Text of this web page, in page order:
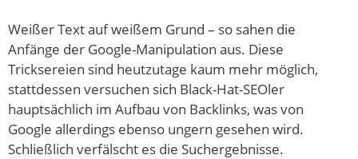
Weißer Text auf weißem Grund – so sahen die
Anfänge der Google-Manipulation aus. Diese
Tricksereien sind heutzutage kaum mehr möglich,
stattdessen versuchen sich Black-Hat-SEOler
hauptsächlich im Aufbau von Backlinks, was von
Google allerdings ebenso ungern gesehen wird.
Schließlich verfälscht es die Suchergebnisse.